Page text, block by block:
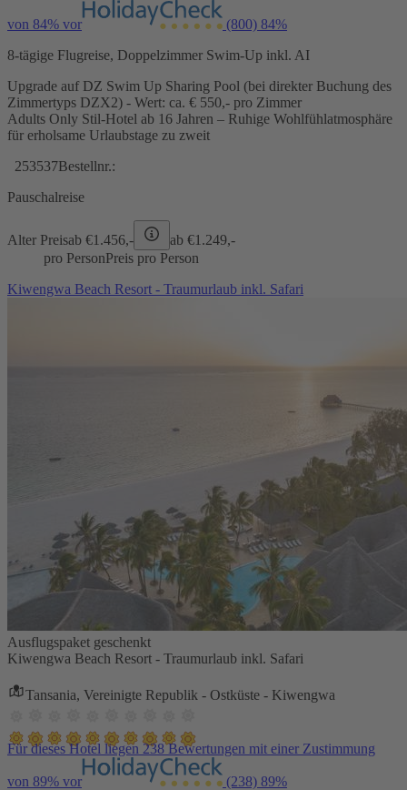
von 84% vor (800) 84%
8-tägige Flugreise, Doppelzimmer Swim-Up inkl. AI
Upgrade auf DZ Swim Up Sharing Pool (bei direkter Buchung des
Zimmertyps DZX2) - Wert: ca. € 550,- pro Zimmer
Adults Only Stil-Hotel ab 16 Jahren – Ruhige Wohlfühlatmosphäre
für erholsame Urlaubstage zu zweit
253537Bestellnr.:
Pauschalreise
Alter Preisab €1.456,- ab €1.249,-
pro PersonPreis pro Person
Kiwengwa Beach Resort - Traumurlaub inkl. Safari
Ausflugspaket geschenkt
Kiwengwa Beach Resort - Traumurlaub inkl. Safari
Tansania, Vereinigte Republik - Ostküste - Kiwengwa
Für dieses Hotel liegen 238 Bewertungen mit einer Zustimmung
von 89% vor (238) 89%